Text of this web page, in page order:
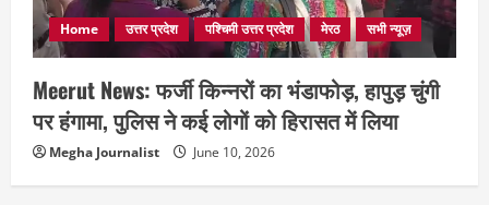
Home उत्तर प्रदेश पश्चिमी उत्तर प्रदेश मेरठ सभी न्यूज़
Meerut News: फर्जी किन्नरों का भंडाफोड़, हापुड़ चुंगी
पर हंगामा, पुलिस ने कई लोगों को हिरासत में लिया
Megha Journalist June 10, 2026